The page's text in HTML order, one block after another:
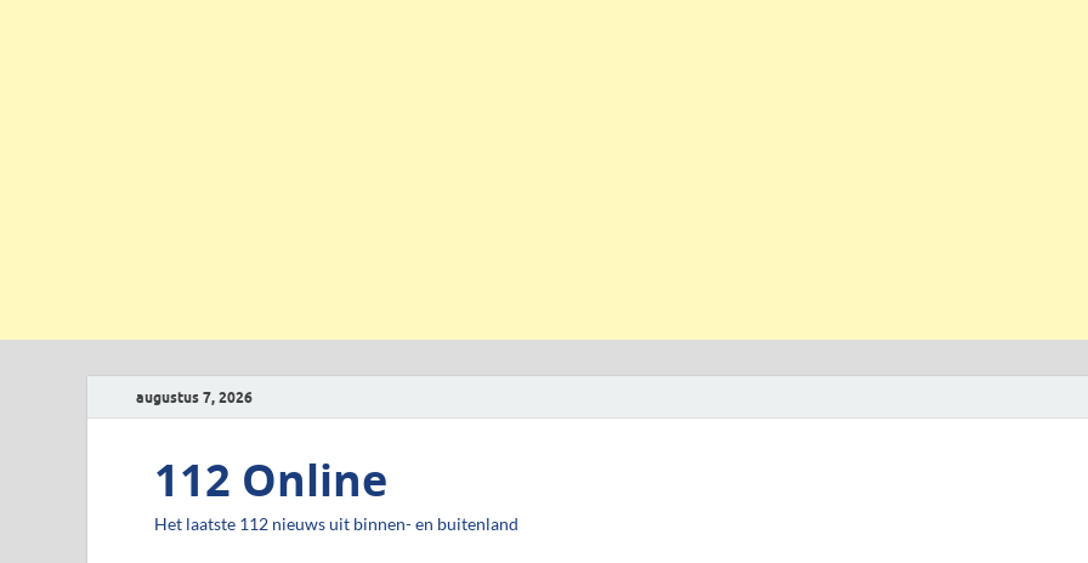
augustus 7, 2026
112 Online
Het laatste 112 nieuws uit binnen- en buitenland